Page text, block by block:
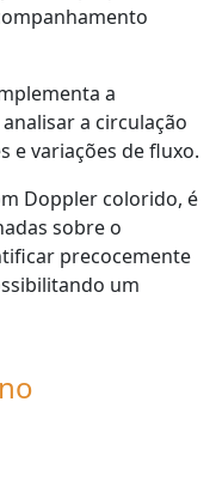
a
a circulação
e variações de fluxo.
Doppler colorido, é
sobre o
precocemente
um